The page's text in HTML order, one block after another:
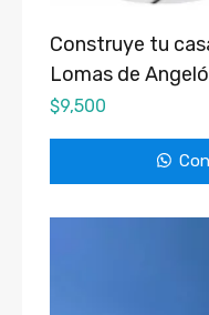
Construye tu
Lomas de
$9,500